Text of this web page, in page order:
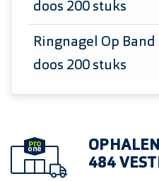
doos 200 stuks
Ringnagel Op Band
doos 200 stuks
484